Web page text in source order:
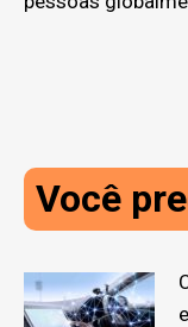
Você